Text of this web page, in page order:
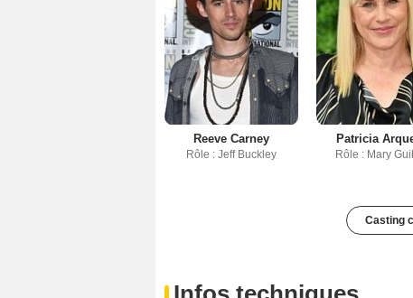
Reeve Carney
Rôle : Jeff Buckley
Patricia
Rôle : Mary
Casting